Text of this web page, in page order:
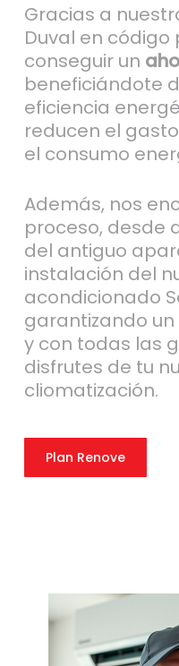
Gracias a
Duval en código
conseguir un
beneficiándote
eficiencia
reducen el
el consumo
Además, nos
proceso, desde
del antiguo
instalación del
acondicionado
garantizando
y con todas las
disfrutes de tu
cliomatización.
Plan Renove